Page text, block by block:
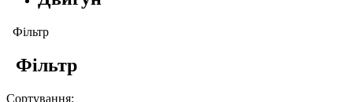
Фільтр
Фільтр
Сортування: